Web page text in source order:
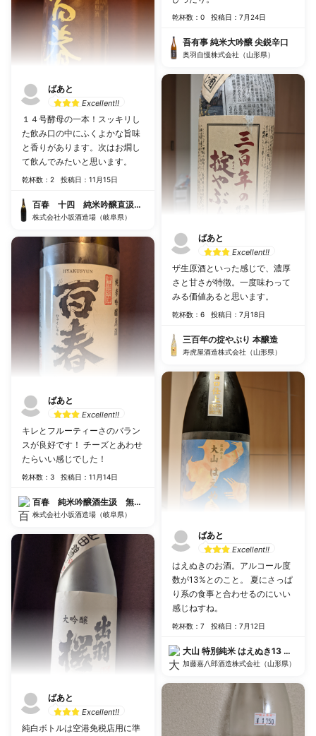
ばあと
Excellent!!
１４号酵母の一本！スッキリし
た飲み口の中にふくよかな旨味
と香りがあります。次はお燗し
て飲んでみたいと思います。
乾杯数：2 投稿日：11月15日
百春 十四 純米吟醸直汲み 無濾過生
株式会社小坂酒造場（岐阜県）
ばあと
Excellent!!
キレとフルーティーさのバラン
スが良好です！ チーズとあわせ
たらいい感じでした！
乾杯数：3 投稿日：11月14日
百春 純米吟醸酒生汲 無ろ過原酒
株式会社小坂酒造場（岐阜県）
ばあと
Excellent!!
純白ボトルは空港免税店用に準
乾杯数：0 投稿日：7月24日
吾有事 純米大吟醸 尖鋭辛口
奥羽自慢株式会社（山形県）
ばあと
Excellent!!
ザ生原酒といった感じで、濃厚
さと甘さが特徴。一度味わって
みる価値あると思います。
乾杯数：6 投稿日：7月18日
三百年の掟やぶり 本醸造
寿虎屋酒造株式会社（山形県）
ばあと
Excellent!!
はえぬきのお酒。アルコール度
数が13%とのこと。 夏にさっぱ
り系の食事と合わせるのにいい
感じねすね。
乾杯数：7 投稿日：7月12日
大山 特別純米 はえぬき13 限定品
加藤嘉八郎酒造株式会社（山形県）